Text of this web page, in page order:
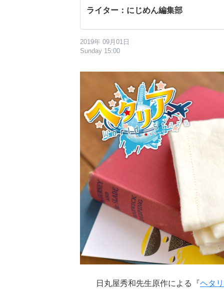
ライター：にじめん編集部
2019年 09月01日
Sunday 15:00
日丸屋秀和先生原作による『ヘタ